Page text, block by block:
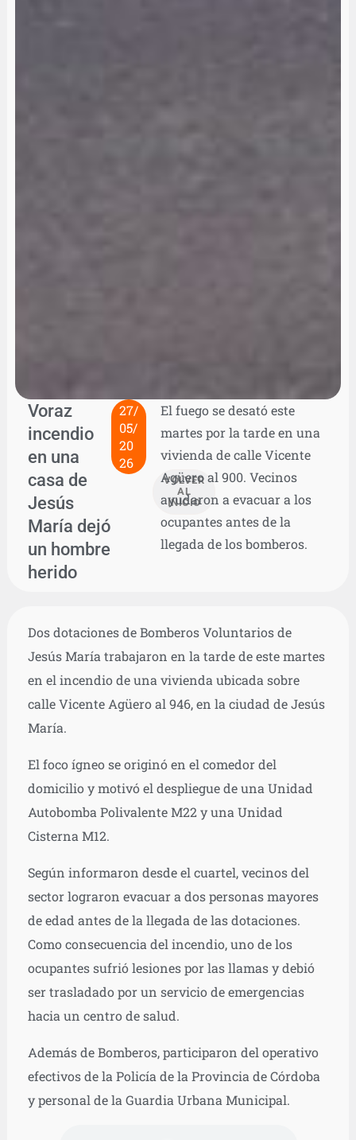
Voraz
incendio
en una
casa de
Jesús
María dejó
un hombre
herido
27/
05/
20
26
VOLVER
AL
INICIO
El fuego se desató este
martes por la tarde en una
vivienda de calle Vicente
Agüero al 900. Vecinos
ayudaron a evacuar a los
ocupantes antes de la
llegada de los bomberos.
Dos dotaciones de Bomberos Voluntarios de
Jesús María trabajaron en la tarde de este martes
en el incendio de una vivienda ubicada sobre
calle Vicente Agüero al 946, en la ciudad de Jesús
María.
El foco ígneo se originó en el comedor del
domicilio y motivó el despliegue de una Unidad
Autobomba Polivalente M22 y una Unidad
Cisterna M12.
Según informaron desde el cuartel, vecinos del
sector lograron evacuar a dos personas mayores
de edad antes de la llegada de las dotaciones.
Como consecuencia del incendio, uno de los
ocupantes sufrió lesiones por las llamas y debió
ser trasladado por un servicio de emergencias
hacia un centro de salud.
Además de Bomberos, participaron del operativo
efectivos de la Policía de la Provincia de Córdoba
y personal de la Guardia Urbana Municipal.